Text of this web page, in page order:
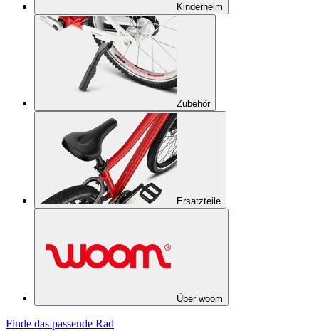
Kinderhelm
Zubehör
Ersatzteile
Über woom
Finde das passende Rad